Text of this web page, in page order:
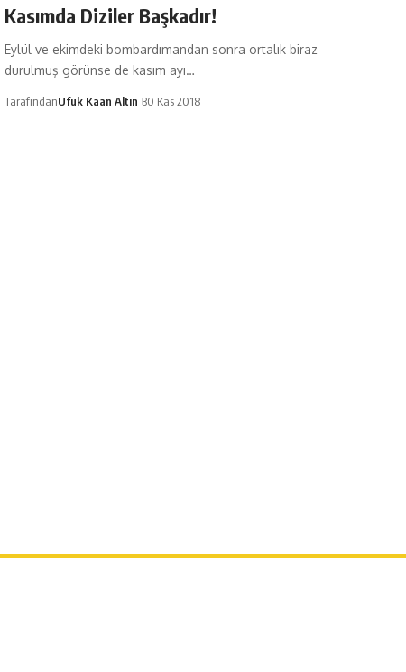
Kasımda Diziler Başkadır!
Eylül ve ekimdeki bombardımandan sonra ortalık biraz
durulmuş görünse de kasım ayı…
TarafındanUfuk Kaan Altın 30 Kas 2018